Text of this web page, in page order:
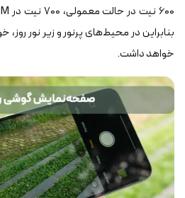
خواهد داشت.